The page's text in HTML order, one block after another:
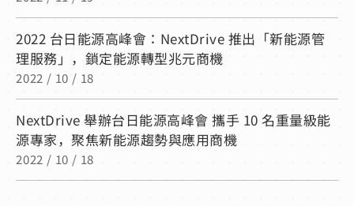
2022 台日能源高峰會：NextDrive 推出「新能源管
理服務」，鎖定能源轉型兆元商機
2022 / 10 / 18
NextDrive 舉辦台日能源高峰會 攜手 10 名重量級能
源專家，聚焦新能源趨勢與應用商機
2022 / 10 / 18